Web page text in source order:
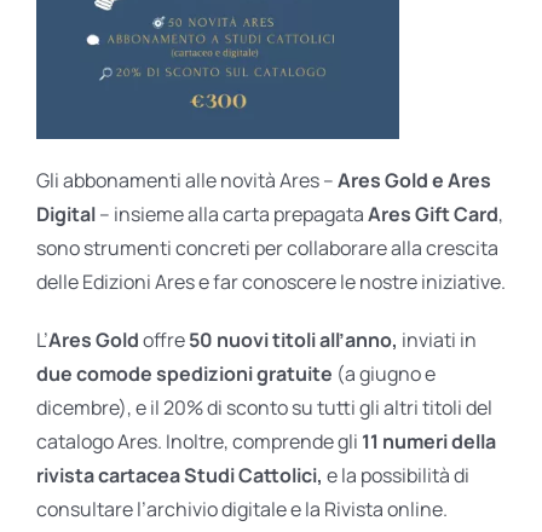
Gli abbonamenti alle novità Ares –Ares Gold e Ares
Digital– insieme alla carta prepagataAres Gift Card,
sono strumenti concreti per collaborare alla crescita
delle Edizioni Ares e far conoscere le nostre iniziative.
L’Ares Goldoffre50 nuovi titoli all’anno, inviati in
due comode spedizioni gratuite (a giugno e
dicembre), e il 20% di sconto su tutti gli altri titoli del
catalogo Ares. Inoltre, comprende gli 11 numeri della
rivista cartacea Studi Cattolici, e la possibilità di
consultare l’archivio digitale e la Rivista online.